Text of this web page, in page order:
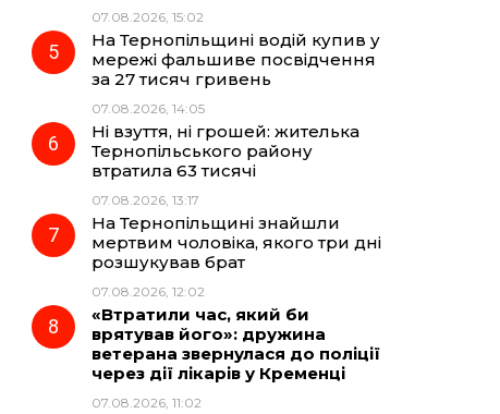
07.08.2026, 15:02
На Тернопільщині водій купив у
мережі фальшиве посвідчення
за 27 тисяч гривень
07.08.2026, 14:05
Ні взуття, ні грошей: жителька
Тернопільського району
втратила 63 тисячі
07.08.2026, 13:17
На Тернопільщині знайшли
мертвим чоловіка, якого три дні
розшукував брат
07.08.2026, 12:02
«Втратили час, який би
врятував його»: дружина
ветерана звернулася до поліції
через дії лікарів у Кременці
07.08.2026, 11:02